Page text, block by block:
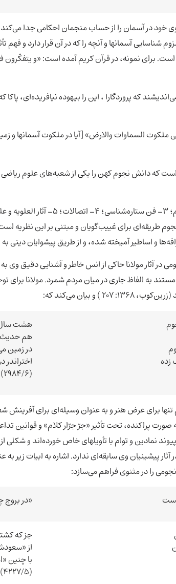
در آسمان را از حساب منجمان احکامی جدا می‌کند.
شناسایی آسمانها و آنچه را که در آن قرار دارد و فهم
برای نمونه، در قرآن کریم آمده است: «و یتفکّرون
که پروردگارا ، این را بیهوده نیافریده‌ای،
ملکوت السماوات والارض» [آیا در ملکوت آسمانها و
است که دانش نجوم کهن را یکی از شعبه‌های علوم
احکام نجوم طریقه‌ای برای غییب‌گویان و مبتنی بر این
و اساطیر آمیخته شده، و از طریق پیشوایان
در آثار مولانا حاکی از انس خاطر و آشنایی دقیق
مستند به الفاظ جاری در میان مردم شمرد. مولانا
) و بیان می‌کند که:
هشت سال
هم حدیث
در زمین
(2984/6)
تنها برای عرض هنر و به عنوان وسیله‌ای برای
پراکنده، تحت تأثیر «جرّ جرّار کلام» و قوانین
نمادین و توام با تأویلهای خاص خورده‌اند و شکلی
پیشینیان وی سابقه‌ای ندارد. اشاره به ابیات زیر به
را در مثنوی فراهم می‌سازد:
«در
جز که
از
با چنین
(4227/5)